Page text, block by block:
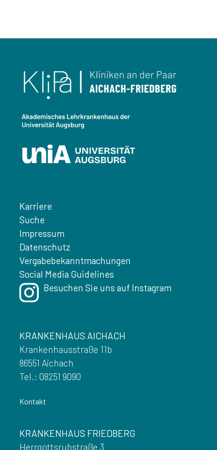
Karriere
Suche
Impressum
Datenschutz
Vergabebekanntmachungen
Social Media Guidelines
Besuchen Sie uns auf Instagram
KRANKENHAUS AICHACH
Krankenhausstraße 11b
86551 Aichach
Tel.: 08251 9090
Kontakt
KRANKENHAUS FRIEDBERG
Herrgottsruhstraße 3